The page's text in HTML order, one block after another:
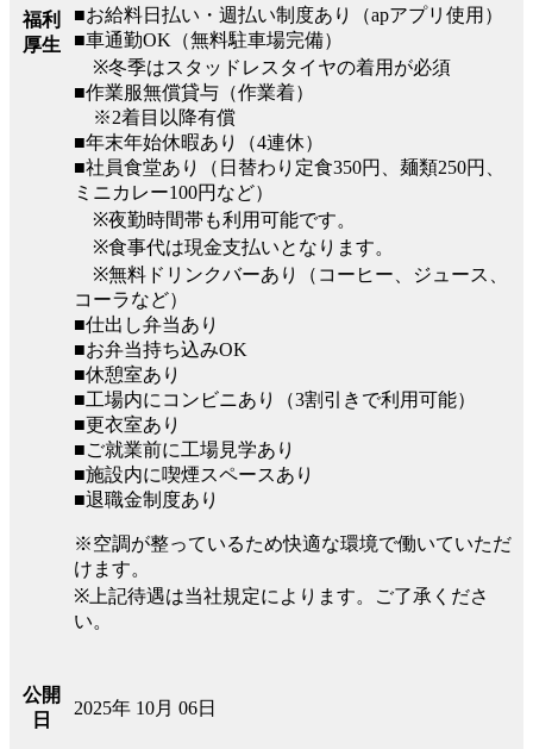
福利
厚生
■お給料日払い・週払い制度あり（apアプリ使用）
■車通勤OK（無料駐車場完備）
※冬季はスタッドレスタイヤの着用が必須
■作業服無償貸与（作業着）
※2着目以降有償
■年末年始休暇あり（4連休）
■社員食堂あり（日替わり定食350円、麺類250円、
ミニカレー100円など）
※夜勤時間帯も利用可能です。
※食事代は現金支払いとなります。
※無料ドリンクバーあり（コーヒー、ジュース、
コーラなど）
■仕出し弁当あり
■お弁当持ち込みOK
■休憩室あり
■工場内にコンビニあり（3割引きで利用可能）
■更衣室あり
■ご就業前に工場見学あり
■施設内に喫煙スペースあり
■退職金制度あり
※空調が整っているため快適な環境で働いていただ
けます。
※上記待遇は当社規定によります。ご了承くださ
い。
公開
日
2025年 10月 06日